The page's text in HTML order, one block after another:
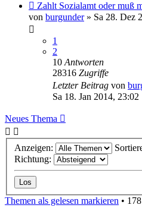
Zahlt Sozialamt oder muß
von burgunder» Sa 28. Dez
1
2
10Antworten
28316 Zugriffe
Letzter Beitrag von
Sa 18. Jan 2014, 23:02
Neues Thema
Anzeigen:
Richtung:
Themen als gelesen markieren •